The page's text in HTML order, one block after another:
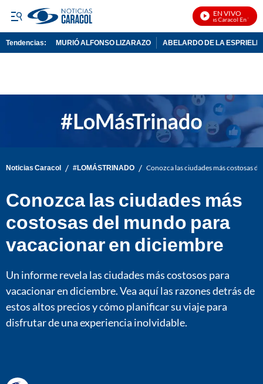
EN VIVO
Noticias Caracol En Vivo
Tendencias: MURIÓ ALFONSO LIZARAZO ABELARDO DE LA
Noticias Caracol / #LOMÁSTRINADO / Conozca las ciudades más costosas
Conozca las ciudades más
costosas del mundo para
vacacionar en diciembre
Un informe revela las ciudades más costosos para
vacacionar en diciembre. Vea aquí las razones detrás de
estos altos precios y cómo planificar su viaje para
disfrutar de una experiencia inolvidable.